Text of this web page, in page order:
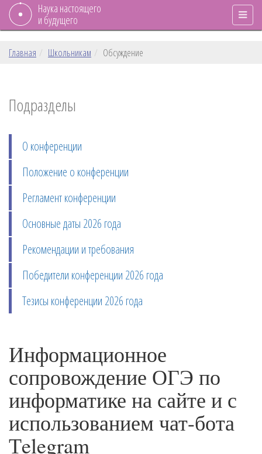
Наука настоящего
и будущего
Главная Школьникам Обсуждение
Подразделы
О конференции
Положение о конференции
Регламент конференции
Основные даты 2026 года
Рекомендации и требования
Победители конференции 2026 года
Тезисы конференции 2026 года
Информационное
сопровождение ОГЭ по
информатике на сайте и с
использованием чат-бота
Тelegram